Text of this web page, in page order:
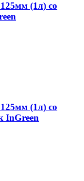
(1л) со
(1л) со
InGreen